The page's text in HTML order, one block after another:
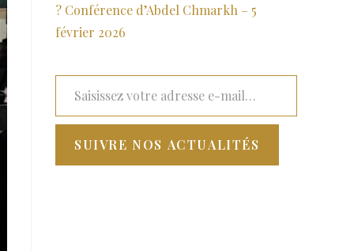
? Conférence d’Abdel Chmarkh – 5
février 2026
SUIVRE NOS ACTUALITÉS